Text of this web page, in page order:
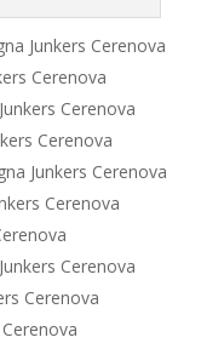
Junkers Cerenova
Cerenova
Cerenova
Cerenova
Junkers Cerenova
Cerenova
Cerenova
Cerenova